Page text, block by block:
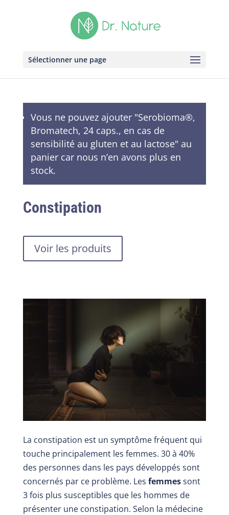
Sélectionner une page
Vous ne pouvez ajouter "Serobioma®,
Bromatech, 24 caps., en cas de
sensibilité au gluten et au lactose" au
panier car nous n’en avons plus en
stock.
Constipation
Voir les produits
La constipation est un symptôme fréquent qui
touche principalement les femmes. 30 à 40%
des personnes dans les pays développés sont
concernés par ce problème. Les femmessont
3 fois plus susceptibles que les hommes de
présenter une constipation. Selon la médecine